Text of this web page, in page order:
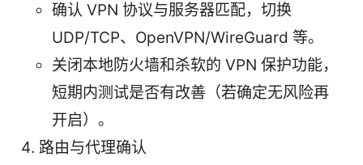
确认 VPN 协议与服务器匹配，切换
UDP/TCP、OpenVPN/WireGuard 等。
关闭本地防火墙和杀软的 VPN 保护功能，
短期内测试是否有改善（若确定无风险再
开启）。
路由与代理确认